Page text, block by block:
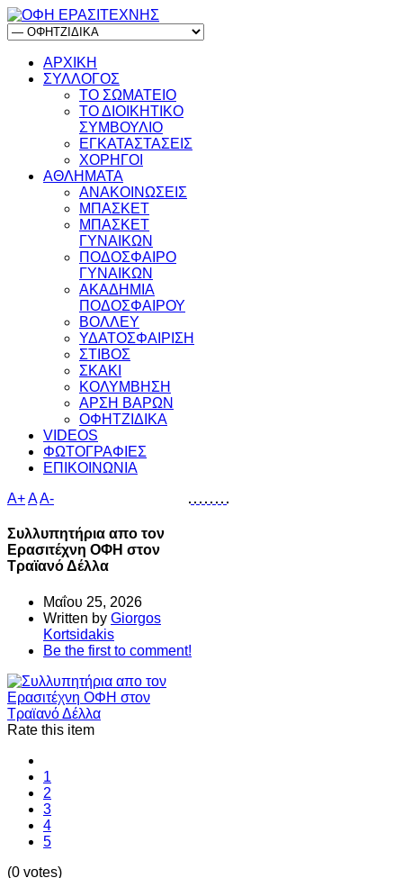
ΑΡΧΙΚΗ
ΣΥΛΛΟΓΟΣ
ΤΟ ΣΩΜΑΤΕΙΟ
ΤΟ ΔΙΟΙΚΗΤΙΚΟ
ΣΥΜΒΟΥΛΙΟ
ΕΓΚΑΤΑΣΤΑΣΕΙΣ
ΧΟΡΗΓΟΙ
ΑΘΛΗΜΑΤΑ
ΑΝΑΚΟΙΝΩΣΕΙΣ
ΜΠΑΣΚΕΤ
ΜΠΑΣΚΕΤ
ΓΥΝΑΙΚΩΝ
ΠΟΔΟΣΦΑΙΡΟ
ΓΥΝΑΙΚΩΝ
ΑΚΑΔΗΜΙΑ
ΠΟΔΟΣΦΑΙΡΟΥ
ΒΟΛΛΕΥ
ΥΔΑΤΟΣΦΑΙΡΙΣΗ
ΣΤΙΒΟΣ
ΣΚΑΚΙ
ΚΟΛΥΜΒΗΣΗ
ΑΡΣΗ ΒΑΡΩΝ
ΟΦΗΤΖΙΔΙΚΑ
VIDEOS
ΦΩΤΟΓΡΑΦΙΕΣ
ΕΠΙΚΟΙΝΩΝΙΑ
A+AA-
Συλλυπητήρια απο τον
Ερασιτέχνη ΟΦΗ στον
Τραϊανό Δέλλα
Μαΐου 25, 2026
Written by Giorgos
Kortsidakis
Be the first to comment!
Rate this item
1
2
3
4
5
(0 votes)